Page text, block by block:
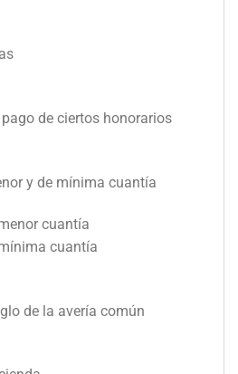
de ciertos honorarios
y de mínima cuantía
cuantía
cuantía
de la avería común